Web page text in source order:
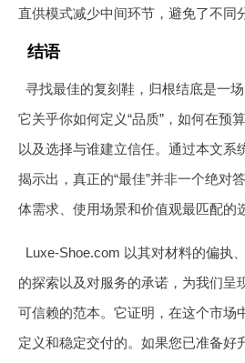
直供模式减少中间环节，避免了不同
结语
寻找最佳的复刻鞋，归根结底是一场
它关乎你如何定义“品质”，如何在预
以及选择与谁建立信任。通过本文系
揭示出，真正的“最佳”并非一个绝对
体需求、使用场景和价值观最匹配的
Luxe-Shoe.com 以其对材料的偏执
的探索以及对服务的承诺，为我们呈
可信赖的范本。它证明，在这个市场
定义和稳定交付的。如果您已准备好